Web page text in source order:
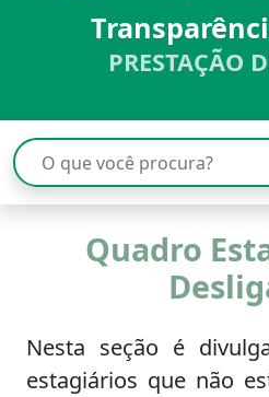
PRESTAÇÃO
Quadro
Nesta seção é
estagiários que não